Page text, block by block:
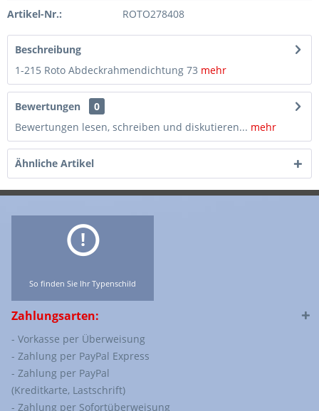
Artikel-Nr.: ROTO278408
Beschreibung
1-215 Roto Abdeckrahmendichtung 73 mehr
Bewertungen
0
Bewertungen lesen, schreiben und diskutieren... mehr
Ähnliche Artikel
So finden Sie Ihr Typenschild
Zahlungsarten:
- Vorkasse per Überweisung
- Zahlung per PayPal Express
- Zahlung per PayPal
(Kreditkarte, Lastschrift)
- Zahlung per Sofortüberweisung